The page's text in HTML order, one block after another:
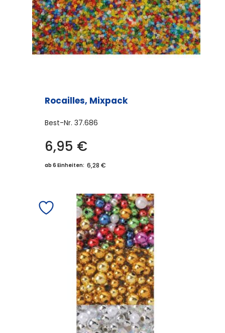
Rocailles, Mixpack
Best-Nr. 37.686
6,95 €
ab 6 Einheiten: 6,28 €